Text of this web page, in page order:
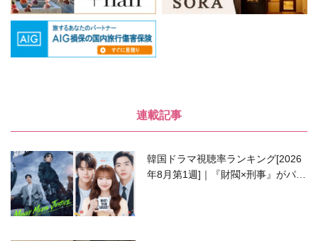
連載記事
韓国ドラマ視聴率ランキング[2026
年8月第1週]｜『財閥×刑事』がパワ